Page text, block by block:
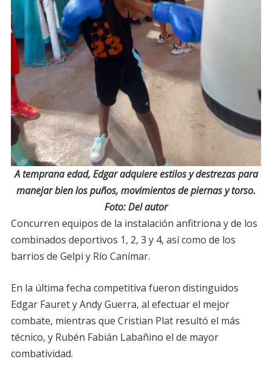
A temprana edad, Edgar adquiere estilos y destrezas para
manejar bien los puños, movimientos de piernas y torso.
Foto: Del autor
Concurren equipos de la instalación anfitriona y de los
combinados deportivos 1, 2, 3 y 4, así como de los
barrios de Gelpi y Río Canímar.
En la última fecha competitiva fueron distinguidos
Edgar Fauret y Andy Guerra, al efectuar el mejor
combate, mientras que Cristian Plat resultó el más
técnico, y Rubén Fabián Labañino el de mayor
combatividad.